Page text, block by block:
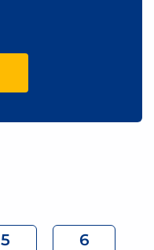
5 6